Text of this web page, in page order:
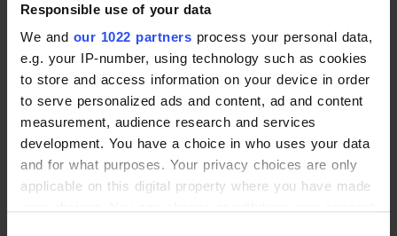
Responsible use of your data
We and our 1022 partners process your personal data,
e.g. your IP-number, using technology such as cookies
to store and access information on your device in order
to serve personalized ads and content, ad and content
measurement, audience research and services
development. You have a choice in who uses your data
and for what purposes. Your privacy choices are only
applicable on this digital property where you have made
jobansøgereher .
Lægeforeningen varetager lægestandens interesser
og gør på medlemmernes vegne sin indflydelse
gældende i spørgsmål af generel samfundsmæssig og
sundhedspolitisk betydning. Lægeforeningen leverer
herudover en bred vifte af serviceydelser til
foreningens medlemmer. Vi lægger vægt på at give
foreningens medlemmer og lægelige ledelse den